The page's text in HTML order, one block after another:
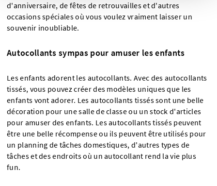
d'anniversaire, de fêtes de retrouvailles et d'autres
occasions spéciales où vous voulez vraiment laisser un
souvenir inoubliable.
Autocollants sympas pour amuser les enfants
Les enfants adorent les autocollants. Avec des autocollants
tissés, vous pouvez créer des modèles uniques que les
enfants vont adorer. Les autocollants tissés sont une belle
décoration pour une salle de classe ou un stock d'articles
pour amuser des enfants. Les autocollants tissés peuvent
être une belle récompense ou ils peuvent être utilisés pour
un planning de tâches domestiques, d'autres types de
tâches et des endroits où un autocollant rend la vie plus
fun.